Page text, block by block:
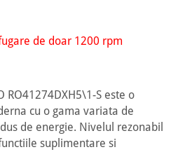
de doar 1200 rpm
RO41274DXH5\1-S este o
cu o gama variata de
de energie. Nivelul rezonabil
suplimentare si